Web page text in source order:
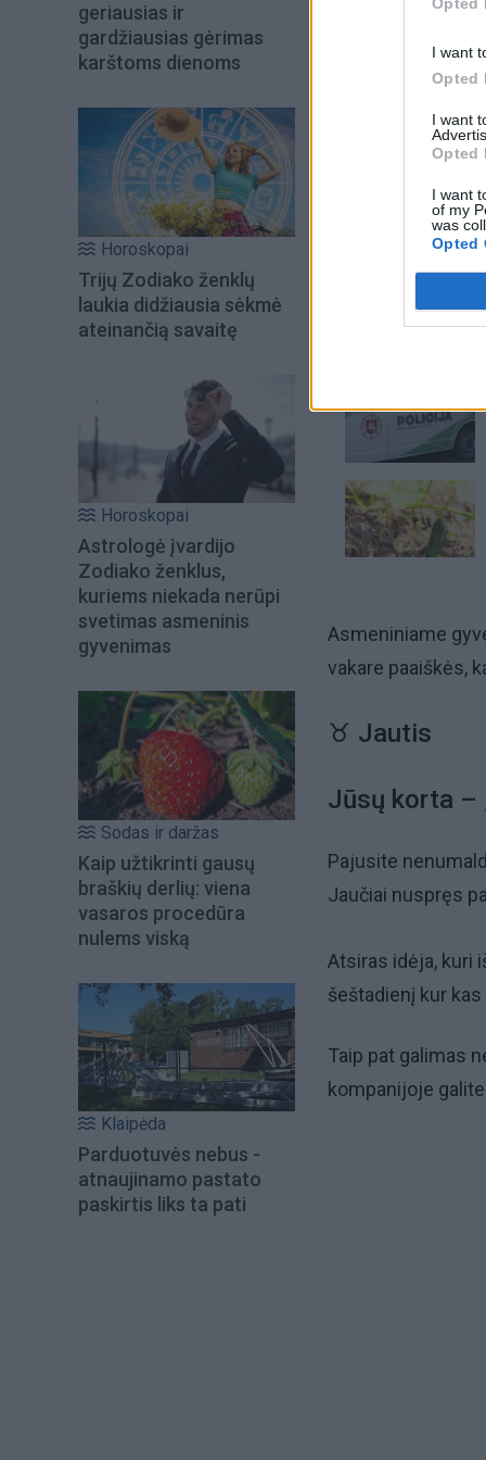
I want
Opted
I want
Opted
I want
of my
was
Opted
geriausias ir
gardžiausias gėrimas
karštoms dienoms
Horoskopai
Trijų Zodiako ženklų
laukia didžiausia sėkmė
ateinančią savaitę
Horoskopai
Astrologė įvardijo
Zodiako ženklus,
kuriems niekada nerūpi
svetimas asmeninis
gyvenimas
Sodas ir daržas
Kaip užtikrinti gausų
braškių derlių: viena
vasaros procedūra
nulems viską
Klaipėda
Parduotuvės nebus -
atnaujinamo pastato
paskirtis liks ta pati
Asmeniniame
vakare paaiškės,
♉ Jautis
Jūsų korta –
Pajusite
Jaučiai nuspręs
Atsiras idėja, kuri
šeštadienį kur
Taip pat galimas
kompanijoje